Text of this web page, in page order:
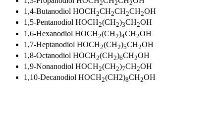
2 2 2
1,4-Butanodiol HOCH2CH2CH2CH2OH
1,5-Pentanodiol HOCH2(CH2)3CH2OH
1,6-Hexanodiol HOCH2(CH2)4CH2OH
1,7-Heptanodiol HOCH2(CH2)5CH2OH
1,8-Octanodiol HOCH2(CH2)6CH2OH
1,9-Nonanodiol HOCH2(CH2)7CH2OH
1,10-Decanodiol HOCH2(CH2)8CH2OH